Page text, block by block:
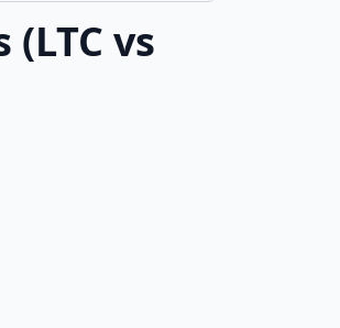
(LTC vs